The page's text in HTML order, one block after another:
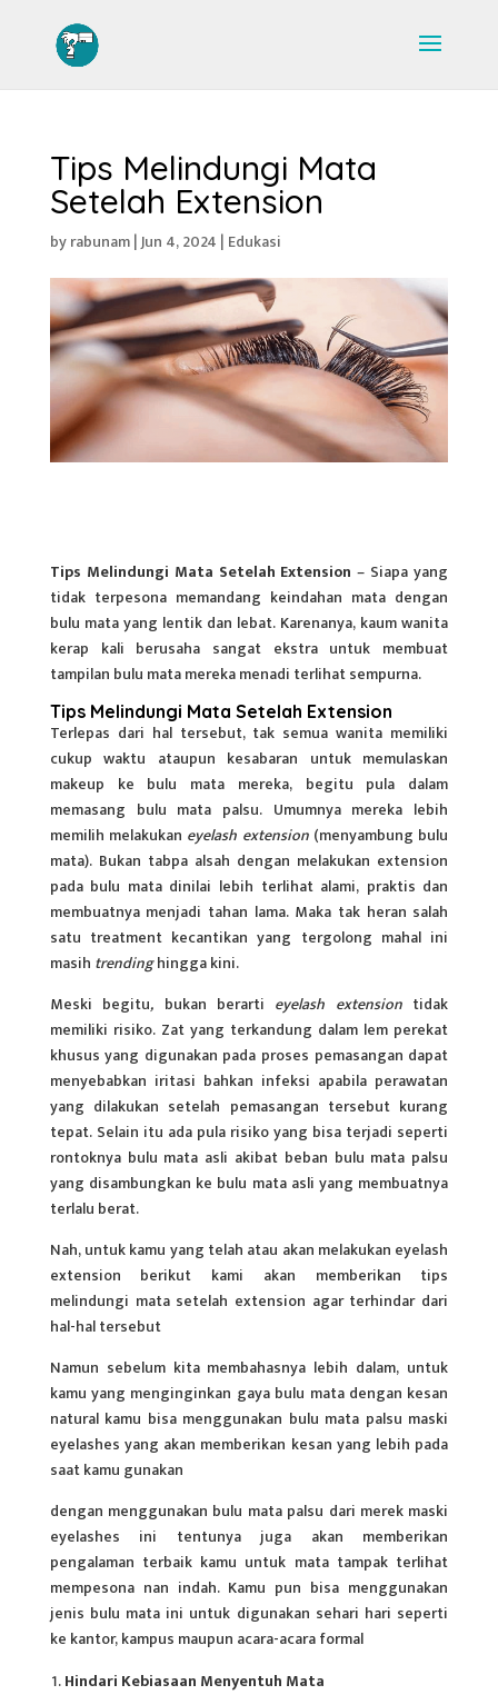
Tips Melindungi Mata
Setelah Extension
byrabunam|Jun 4, 2024 | Edukasi
Tips Melindungi Mata Setelah Extension – Siapa yang
tidak terpesona memandang keindahan mata dengan
bulu mata yang lentik dan lebat. Karenanya, kaum wanita
kerap kali berusaha sangat ekstra untuk membuat
tampilan bulu mata mereka menadi terlihat sempurna.
Tips Melindungi Mata Setelah Extension
Terlepas dari hal tersebut, tak semua wanita memiliki
cukup waktu ataupun kesabaran untuk memulaskan
makeup ke bulu mata mereka, begitu pula dalam
memasang bulu mata palsu. Umumnya mereka lebih
memilih melakukan eyelash extension(menyambung bulu
mata). Bukan tabpa alsah dengan melakukan extension
pada bulu mata dinilai lebih terlihat alami, praktis dan
membuatnya menjadi tahan lama. Maka tak heran salah
satu treatment kecantikan yang tergolong mahal ini
masih trendinghingga kini.
Meski begitu, bukan berarti eyelash extensiontidak
memiliki risiko. Zat yang terkandung dalam lem perekat
khusus yang digunakan pada proses pemasangan dapat
menyebabkan iritasi bahkan infeksi apabila perawatan
yang dilakukan setelah pemasangan tersebut kurang
tepat. Selain itu ada pula risiko yang bisa terjadi seperti
rontoknya bulu mata asli akibat beban bulu mata palsu
yang disambungkan ke bulu mata asli yang membuatnya
terlalu berat.
Nah, untuk kamu yang telah atau akan melakukan eyelash
extension berikut kami akan memberikan tips
melindungi matasetelah extension agar terhindar dari
hal-hal tersebut
Namun sebelum kita membahasnya lebih dalam, untuk
kamu yang menginginkan gaya bulu mata dengan kesan
natural kamu bisa menggunakan bulu mata palsu maski
eyelashes yang akan memberikan kesan yang lebih pada
saat kamu gunakan
dengan menggunakan bulu mata palsu dari merek maski
eyelashes ini tentunya juga akan memberikan
pengalaman terbaik kamu untuk mata tampak terlihat
mempesona nan indah. Kamu pun bisa menggunakan
jenis bulu mata ini untuk digunakan sehari hari seperti
ke kantor, kampus maupun acara-acara formal
Hindari Kebiasaan Menyentuh Mata